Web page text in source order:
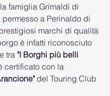
famiglia Grimaldi di
permesso a Perinaldo di
marchi di qualità
è infatti riconosciuto
tra "I Borghi più belli
certificato con la
del Touring Club